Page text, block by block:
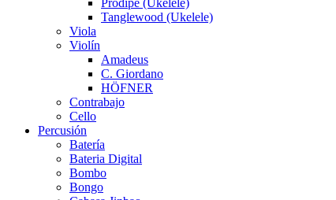
Prodipe (Ukelele)
Tanglewood (Ukelele)
Viola
Violín
Amadeus
C. Giordano
HÖFNER
Contrabajo
Cello
Percusión
Batería
Bateria Digital
Bombo
Bongo